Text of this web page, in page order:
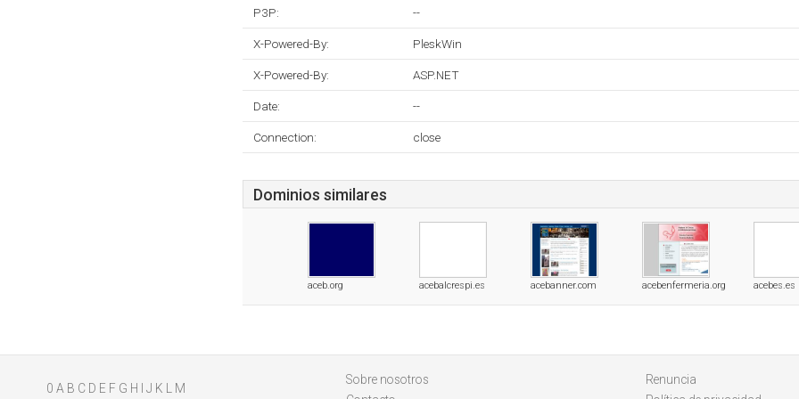
P3P: --
X-Powered-By: PleskWin
X-Powered-By: ASP.NET
Date: --
Connection: close
Dominios similares
aceb.org acebalcrespi.es acebanner.com acebenfermeria.org acebes.es
0 A B C D E F G H J K M
Sobre nosotros
Renuncia